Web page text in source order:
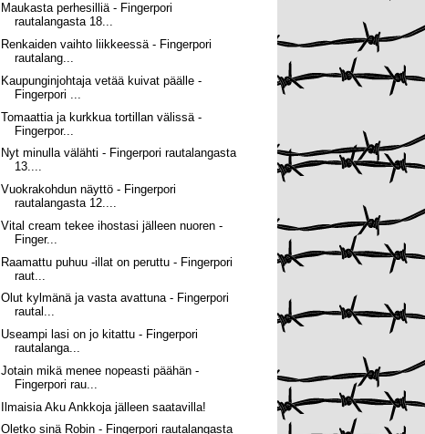
Maukasta perhesilliä - Fingerpori
rautalangasta 18...
Renkaiden vaihto liikkeessä - Fingerpori
rautalang...
Kaupunginjohtaja vetää kuivat päälle -
Fingerpori ...
Tomaattia ja kurkkua tortillan välissä -
Fingerpor...
Nyt minulla välähti - Fingerpori rautalangasta
13....
Vuokrakohdun näyttö - Fingerpori
rautalangasta 12....
Vital cream tekee ihostasi jälleen nuoren -
Finger...
Raamattu puhuu -illat on peruttu - Fingerpori
raut...
Olut kylmänä ja vasta avattuna - Fingerpori
rautal...
Useampi lasi on jo kitattu - Fingerpori
rautalanga...
Jotain mikä menee nopeasti päähän -
Fingerpori rau...
Ilmaisia Aku Ankkoja jälleen saatavilla!
Oletko sinä Robin - Fingerpori rautalangasta